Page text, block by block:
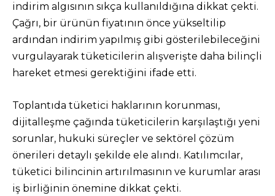
indirim algısının sıkça kullanıldığına dikkat çekti.
Çağrı, bir ürünün fiyatının önce yükseltilip
ardından indirim yapılmış gibi gösterilebileceğini
vurgulayarak tüketicilerin alışverişte daha bilinçli
hareket etmesi gerektiğini ifade etti.
Toplantıda tüketici haklarının korunması,
dijitalleşme çağında tüketicilerin karşılaştığı yeni
sorunlar, hukuki süreçler ve sektörel çözüm
önerileri detaylı şekilde ele alındı. Katılımcılar,
tüketici bilincinin artırılmasının ve kurumlar arası
iş birliğinin önemine dikkat çekti.